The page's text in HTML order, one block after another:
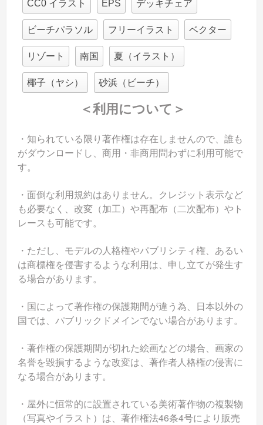
CC0 イラスト EPS デッキチェア
ビーチパラソル フリーイラスト ベクター
リゾート 南国 夏（イラスト）
椰子（ヤシ） 砂浜（ビーチ）
＜利用について＞
・知られている限り著作権は存在しませんので、誰も
がダウンロードし、商用・非商用問わずに利用可能で
す。
・面倒な利用規約はありません。クレジット表示など
も必要なく、改変（加工）や再配布（二次配布）やト
レースも可能です。
・ただし、モデルの人格権やパブリシティ権、あるい
は商標権を侵害するような利用は、申し立てが発生す
る場合があります。
・国によって著作権の保護期間が違う為、日本以外の
国では、パブリックドメインでない場合があります。
・著作権の保護期間が切れた絵画などの場合、画家の
名誉を毀損するような改変は、著作者人格権の侵害に
なる場合があります。
・屋外に恒常的に設置されている美術著作物の複製物
（写真やイラスト）は、著作権法46条4号により販売